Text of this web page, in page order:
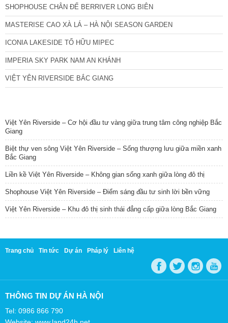
SHOPHOUSE CHÂN ĐẾ BERRIVER LONG BIÊN
MASTERISE CAO XÀ LÁ – HÀ NỘI SEASON GARDEN
ICONIA LAKESIDE TỐ HỮU MIPEC
IMPERIA SKY PARK NAM AN KHÁNH
VIỆT YÊN RIVERSIDE BẮC GIANG
Việt Yên Riverside – Cơ hội đầu tư vàng giữa trung tâm công nghiệp Bắc
Giang
Biệt thự ven sông Việt Yên Riverside – Sống thượng lưu giữa miền xanh
Bắc Giang
Liền kề Việt Yên Riverside – Không gian sống xanh giữa lòng đô thị
Shophouse Việt Yên Riverside – Điểm sáng đầu tư sinh lời bền vững
Việt Yên Riverside – Khu đô thị sinh thái đẳng cấp giữa lòng Bắc Giang
Trang chủ Tin tức Dự án Pháp lý Liên hệ
THÔNG TIN DỰ ÁN HÀ NỘI
Tel: 0986 866 790